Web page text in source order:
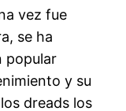
vez fue
se ha
popular
y su
dreads los